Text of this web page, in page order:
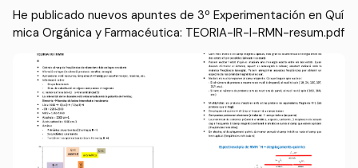
He publicado nuevos apuntes de 3º Experimentación en Quí
mica Orgánica y Farmacéutica: TEORIA-IR-I-RMN-resum.pdf